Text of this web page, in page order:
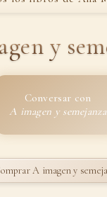
y
Conversar con
A imagen y semejanza
A imagen y